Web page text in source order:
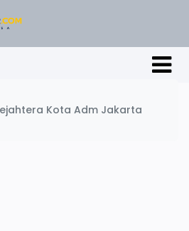
Kota Adm Jakarta